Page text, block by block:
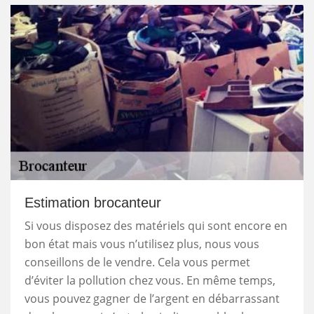
Estimation brocanteur
Si vous disposez des matériels qui sont encore en
bon état mais vous n’utilisez plus, nous vous
conseillons de le vendre. Cela vous permet
d’éviter la pollution chez vous. En même temps,
vous pouvez gagner de l’argent en débarrassant